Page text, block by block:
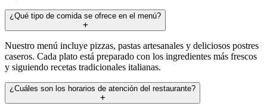
¿Qué tipo de comida se ofrece en el menú?
Nuestro menú incluye pizzas, pastas artesanales y deliciosos postres
caseros. Cada plato está preparado con los ingredientes más frescos
y siguiendo recetas tradicionales italianas.
¿Cuáles son los horarios de atención del restaurante?